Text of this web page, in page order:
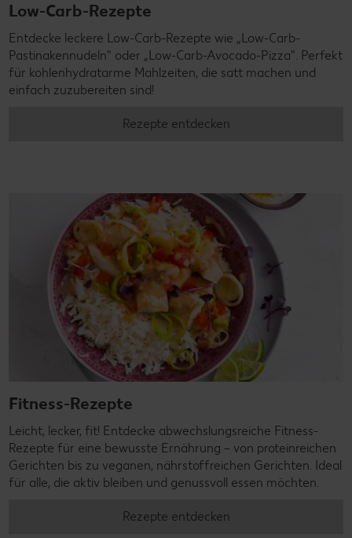
Low-Carb-Rezepte
Entdecke leckere Low-Carb-Rezepte wie „Low-Carb-
Pastinakennudeln" oder „Low-Carb-Avocado-Pizza". Perfekt
für kohlenhydratarme Mahlzeiten, die satt machen und
einfach zuzubereiten sind!
Rezepte entdecken
Fitness-Rezepte
Leicht, lecker, fit! Entdecke abwechslungsreiche Fitness-
Rezepte für eine bewusste Ernährung – von proteinreichen
Gerichten bis zu veganen, nährstoffreichen Gerichten. Ideal
für alle, die aktiv bleiben und genussvoll essen möchten.
Rezepte entdecken